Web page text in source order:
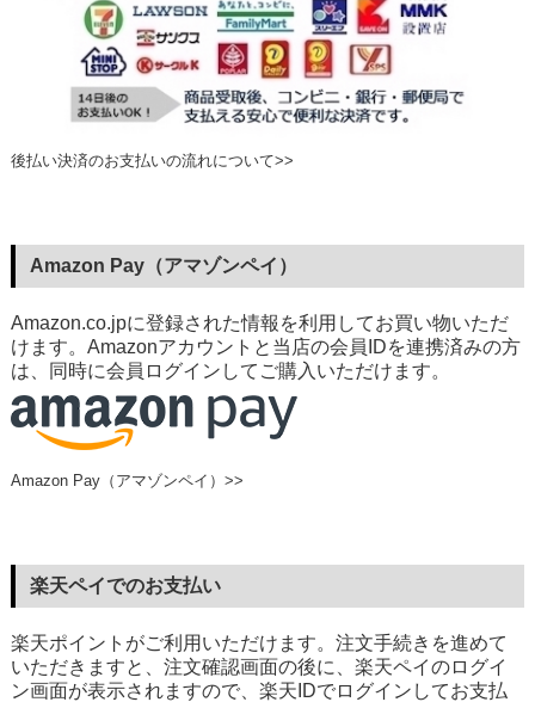
後払い決済のお支払いの流れについて>>
Amazon Pay（アマゾンペイ）
Amazon.co.jpに登録された情報を利用してお買い物いただ
けます。Amazonアカウントと当店の会員IDを連携済みの方
は、同時に会員ログインしてご購入いただけます。
Amazon Pay（アマゾンペイ）>>
楽天ペイでのお支払い
楽天ポイントがご利用いただけます。注文手続きを進めて
いただきますと、注文確認画面の後に、楽天ペイのログイ
ン画面が表示されますので、楽天IDでログインしてお支払